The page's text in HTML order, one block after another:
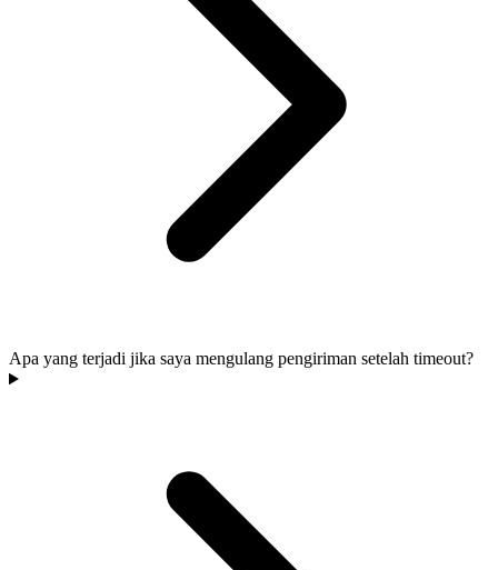
Apa yang terjadi jika saya mengulang pengiriman setelah timeout?